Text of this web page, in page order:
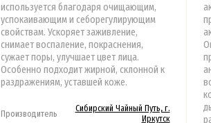
используется благодаря очищающим,
успокаивающим и себорегулирующим
свойствам. Ускоряет заживление,
снимает воспаление, покраснения,
сужает поры, улучшает цвет лица.
Особенно подходит жирной, склонной к
раздражениям, уставшей коже.
Производитель
Сибирский Чайный Путь, г.
Иркутск